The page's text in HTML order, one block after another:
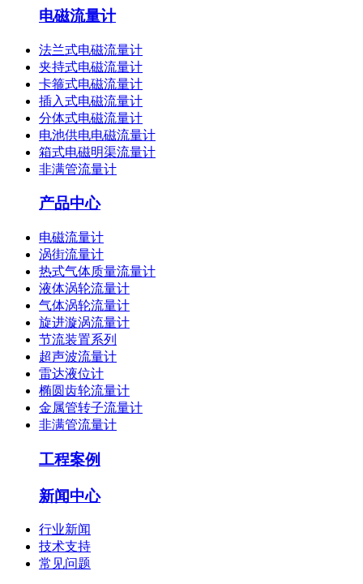
电磁流量计
法兰式电磁流量计
夹持式电磁流量计
卡箍式电磁流量计
插入式电磁流量计
分体式电磁流量计
电池供电电磁流量计
箱式电磁明渠流量计
非满管流量计
产品中心
电磁流量计
涡街流量计
热式气体质量流量计
液体涡轮流量计
气体涡轮流量计
旋进漩涡流量计
节流装置系列
超声波流量计
雷达液位计
椭圆齿轮流量计
金属管转子流量计
非满管流量计
工程案例
新闻中心
行业新闻
技术支持
常见问题